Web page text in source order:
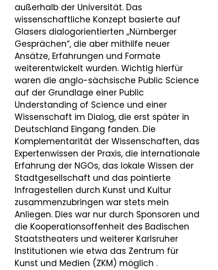
außerhalb der Universität. Das
wissenschaftliche Konzept basierte auf
Glasers dialogorientierten „Nürnberger
Gesprächen“, die aber mithilfe neuer
Ansätze, Erfahrungen und Formate
weiterentwickelt wurden. Wichtig hierfür
waren die anglo-sächsische Public Science
auf der Grundlage einer Public
Understanding of Science und einer
Wissenschaft im Dialog, die erst später in
Deutschland Eingang fanden. Die
Komplementarität der Wissenschaften, das
Expertenwissen der Praxis, die internationale
Erfahrung der NGOs, das lokale Wissen der
Stadtgesellschaft und das pointierte
Infragestellen durch Kunst und Kultur
zusammenzubringen war stets mein
Anliegen. Dies war nur durch Sponsoren und
die Kooperationsoffenheit des Badischen
Staatstheaters und weiterer Karlsruher
Institutionen wie etwa das Zentrum für
Kunst und Medien (ZKM) möglich .